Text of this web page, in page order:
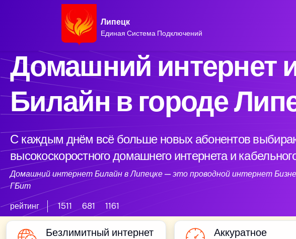
Липецк
Единая Система Подключений
Домашний интернет
Билайн в городе
С каждым днём всё больше новых абонентов
высокоскоростного домашнего интернета и
Домашний интернет Билайн в Липецке — это проводной интернет
ГБит
рейтинг 1511 681 1161
Безлимитный интернет
Аккуратное